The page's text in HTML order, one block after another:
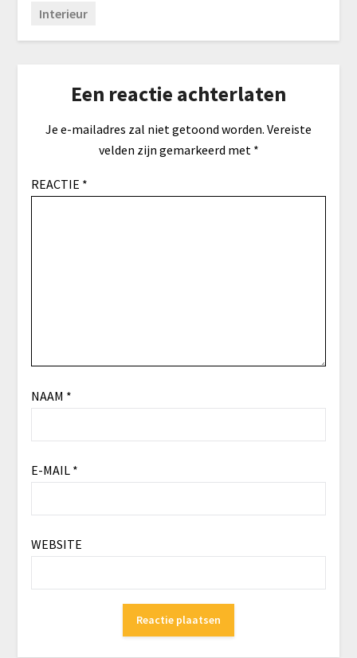
Interieur
Een reactie achterlaten
Je e-mailadres zal niet getoond worden. Vereiste
velden zijn gemarkeerd met *
REACTIE *
NAAM *
E-MAIL *
WEBSITE